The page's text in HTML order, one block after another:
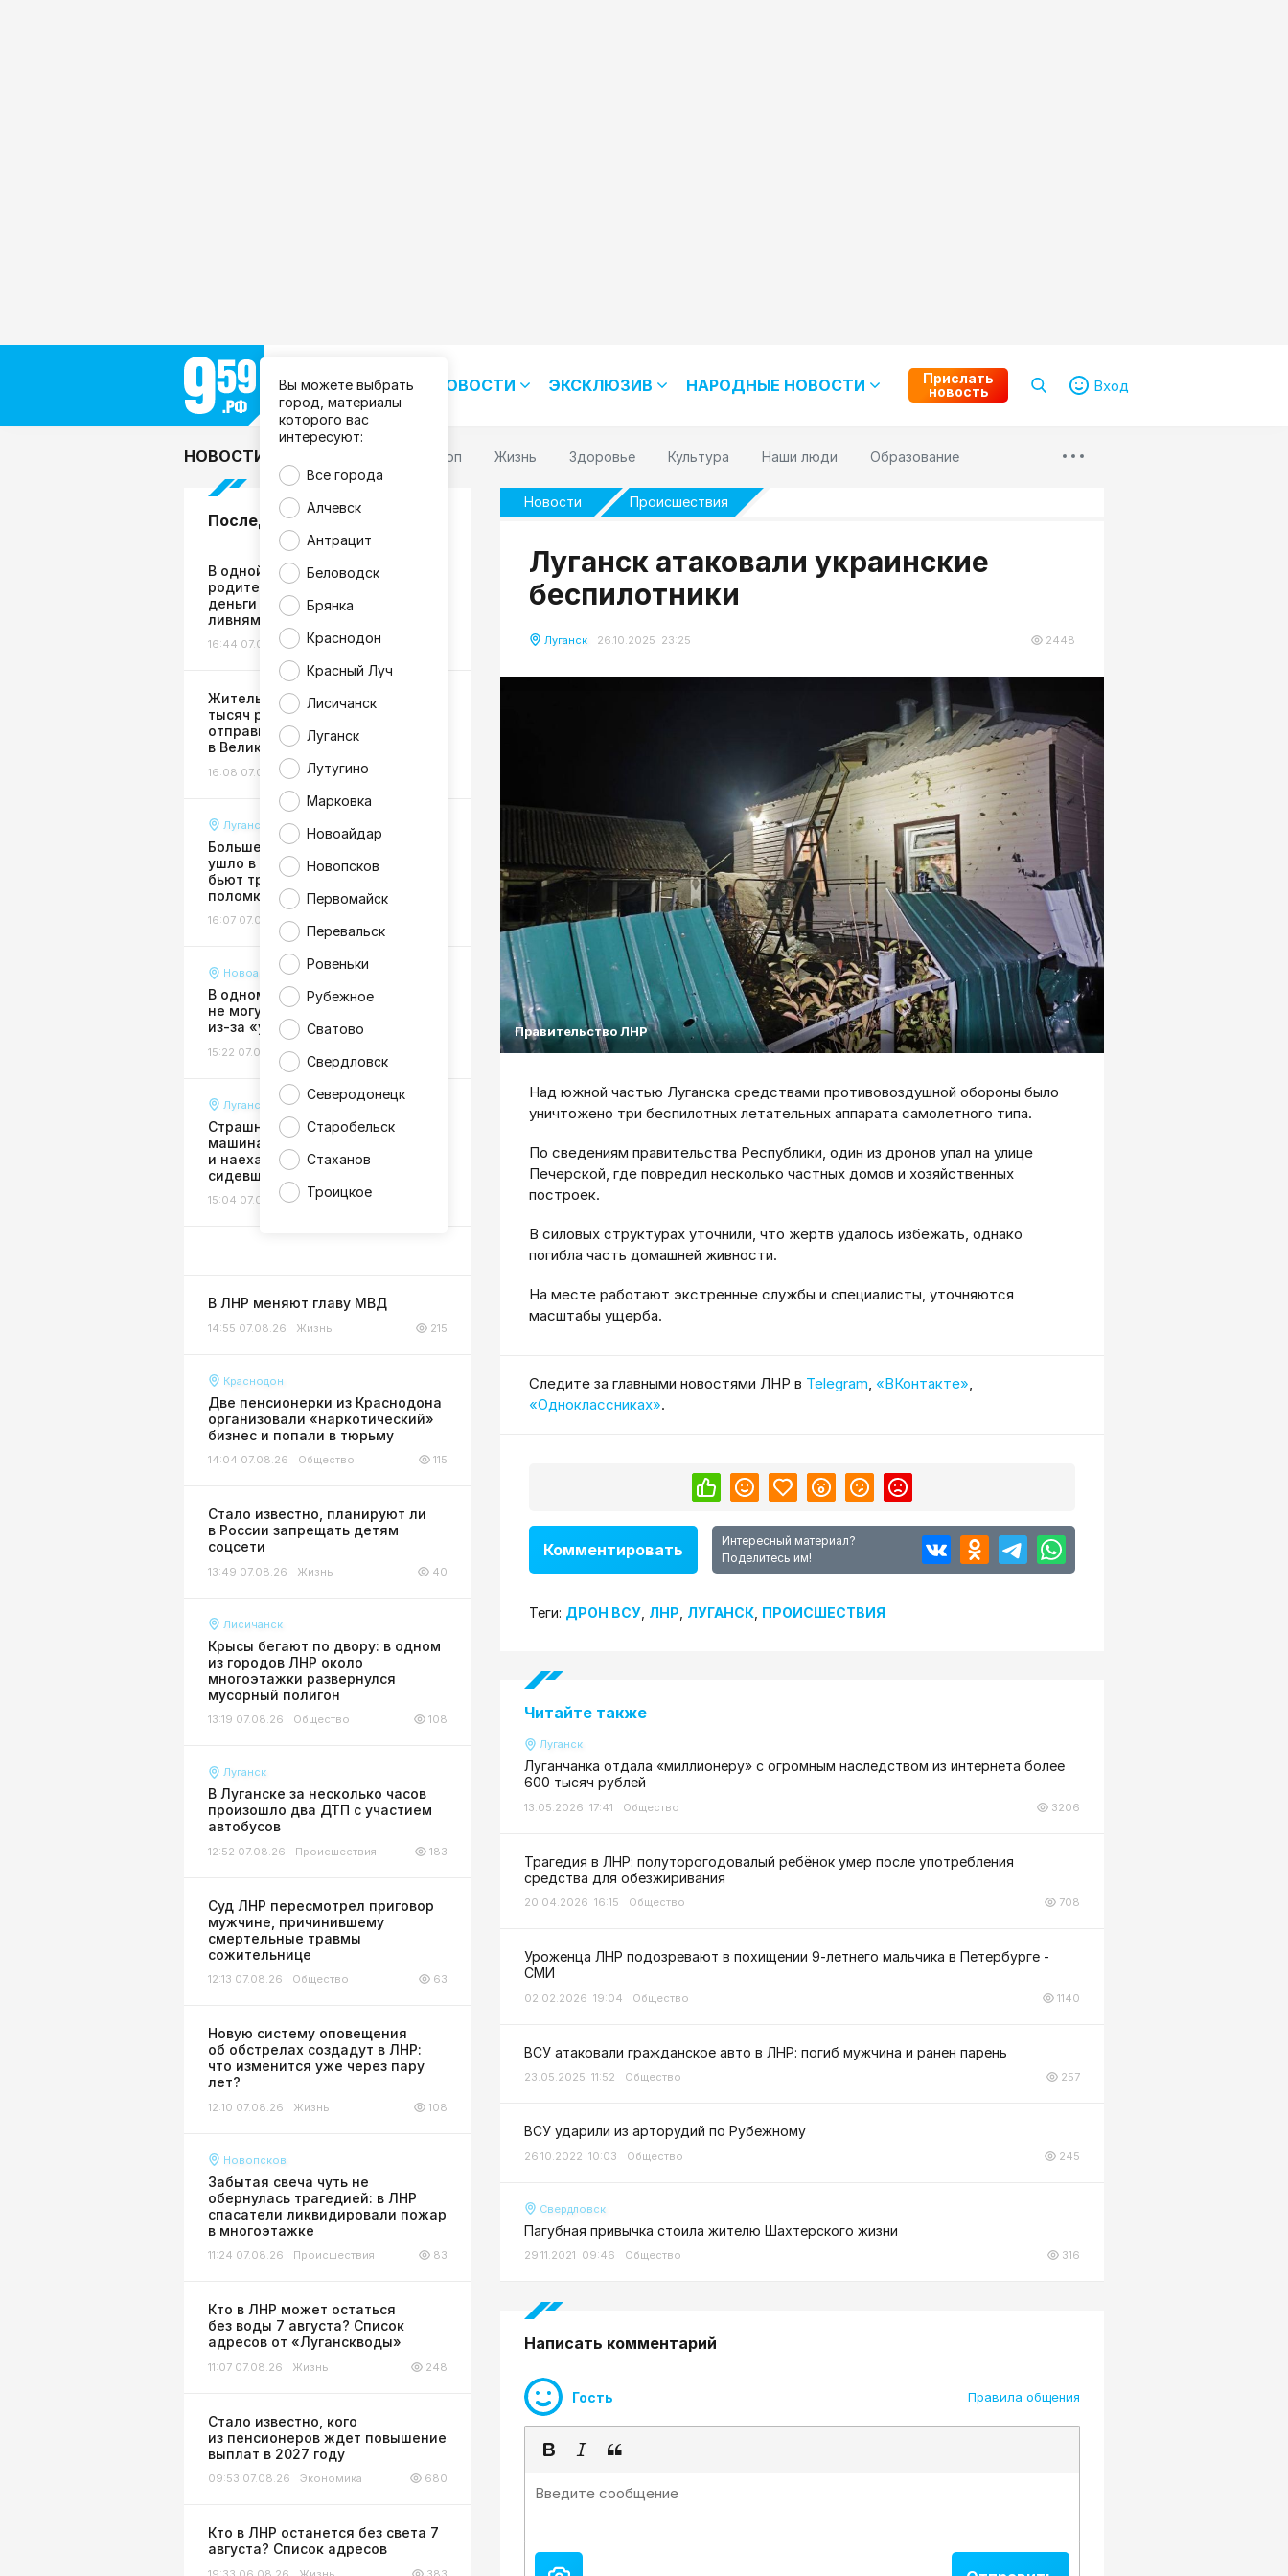
Все города
Вы можете выбрать
город, материалы
которого вас
интересуют:
Все города
Алчевск
Антрацит
Беловодск
Брянка
Краснодон
Красный Луч
Лисичанск
Луганск
Лутугино
Марковка
Новоайдар
Новопсков
Первомайск
Перевальск
Ровеньки
Рубежное
Сватово
Свердловск
Северодонецк
Старобельск
Стаханов
Троицкое
НОВОСТИ ЭКСКЛЮЗИВ НАРОДНЫЕ НОВОСТИ
Прислать
новость
Вход
НОВОСТИ Гороскоп Жизнь Здоровье Культура Наши люди Образование
Последние новости
В одной из школ ЛНР скандал:
родителей заставили сдавать
деньги на ремонт затопленного
ливнями класса
16:44 07.08.26 Жизнь
Жительница ЛНР лишилась 54
тысяч рублей, пытаясь
отправить деньги дочери
в Великобританию
16:08 07.08.26 Общество
Луганск
Больше тысячи кубометров воды
ушло в землю: жители Луганска
бьют тревогу из-за крупной
поломки водопровода
16:07 07.08.26
Новоайдар
В одном из районов ЛНР местные
не могут добраться в больницу
из-за «убитой» дороги
15:22 07.08.26 Общество
Луганск
Страшная авария в Луганске:
машина выехала на тротуар
и наехала на женщину,
сидевшую на лавочке
15:04 07.08.26 Происшествия
В ЛНР меняют главу МВД
14:55 07.08.26 Жизнь 215
Краснодон
Две пенсионерки из Краснодона
организовали «наркотический»
бизнес и попали в тюрьму
14:04 07.08.26 Общество 115
Стало известно, планируют ли
в России запрещать детям
соцсети
13:49 07.08.26 Жизнь 40
Лисичанск
Крысы бегают по двору: в одном
из городов ЛНР около
многоэтажки развернулся
мусорный полигон
13:19 07.08.26 Общество 108
Луганск
В Луганске за несколько часов
произошло два ДТП с участием
автобусов
12:52 07.08.26 Происшествия 183
Суд ЛНР пересмотрел приговор
мужчине, причинившему
смертельные травмы
сожительнице
12:13 07.08.26 Общество 63
Новую систему оповещения
об обстрелах создадут в ЛНР:
что изменится уже через пару
лет?
12:10 07.08.26 Жизнь 108
Новопсков
Забытая свеча чуть не
обернулась трагедией: в ЛНР
спасатели ликвидировали пожар
в многоэтажке
11:24 07.08.26 Происшествия 83
Кто в ЛНР может остаться
без воды 7 августа? Список
адресов от «Луганскводы»
11:07 07.08.26 Жизнь 248
Стало известно, кого
из пенсионеров ждет повышение
выплат в 2027 году
09:53 07.08.26 Экономика 680
Кто в ЛНР останется без света 7
августа? Список адресов
Новости Происшествия
Луганск атаковали украинские
беспилотники
Луганск 26.10.2025 23:25 2448
Правительство ЛНР
Над южной частью Луганска средствами противовоздушной обороны было
уничтожено три беспилотных летательных аппарата самолетного типа.
По сведениям правительства Республики, один из дронов упал на улице
Печерской, где повредил несколько частных домов и хозяйственных
построек.
В силовых структурах уточнили, что жертв удалось избежать, однако
погибла часть домашней живности.
На месте работают экстренные службы и специалисты, уточняются
масштабы ущерба.
Cледите за главными новостями ЛНР в Telegram, «ВКонтакте»,
«Одноклассниках».
Комментировать
Интересный материал?
Поделитесь им!
Теги: ДРОН ВСУ ЛНР ЛУГАНСК ПРОИСШЕСТВИЯ
Читайте также
Луганск
Луганчанка отдала «миллионеру» с огромным наследством из интернета более
600 тысяч рублей
13.05.2026 17:41 Общество 3206
Трагедия в ЛНР: полуторогодовалый ребёнок умер после употребления
средства для обезжиривания
20.04.2026 16:15 Общество 708
Уроженца ЛНР подозревают в похищении 9-летнего мальчика в Петербурге -
СМИ
02.02.2026 19:04 Общество 1140
ВСУ атаковали гражданское авто в ЛНР: погиб мужчина и ранен парень
23.05.2025 11:52 Общество 257
ВСУ ударили из арторудий по Рубежному
26.10.2022 10:03 Общество 245
Свердловск
Пагубная привычка стоила жителю Шахтерского жизни
29.11.2021 09:46 Общество 316
Написать комментарий
Гость Правила общения